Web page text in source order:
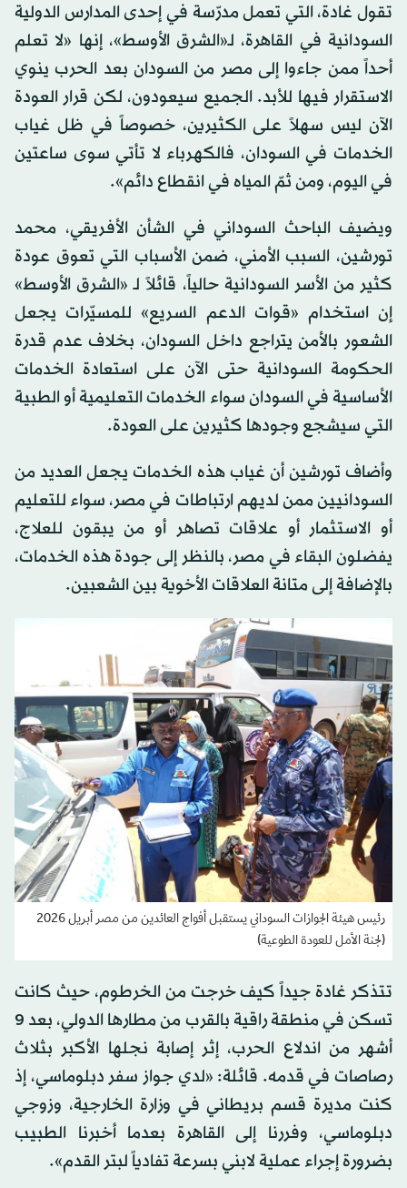
تقول غادة، التي تعمل مدرّسة في إحدى المدارس الدولية
السودانية في القاهرة، لـ«الشرق الأوسط»، إنها «لا تعلم
أحداً ممن جاءوا إلى مصر من السودان بعد الحرب ينوي
الاستقرار فيها للأبد. الجميع سيعودون، لكن قرار العودة
الآن ليس سهلاً على الكثيرين، خصوصاً في ظل غياب
الخدمات في السودان، فالكهرباء لا تأتي سوى ساعتين
في اليوم، ومن ثمّ المياه في انقطاع دائم».
ويضيف الباحث السوداني في الشأن الأفريقي، محمد
تورشين، السبب الأمني، ضمن الأسباب التي تعوق عودة
كثير من الأسر السودانية حالياً، قائلاً لـ «الشرق الأوسط»
إن استخدام «قوات الدعم السريع» للمسيّرات يجعل
الشعور بالأمن يتراجع داخل السودان، بخلاف عدم قدرة
الحكومة السودانية حتى الآن على استعادة الخدمات
الأساسية في السودان سواء الخدمات التعليمية أو الطبية
التي سيشجع وجودها كثيرين على العودة.
وأضاف تورشين أن غياب هذه الخدمات يجعل العديد من
السودانيين ممن لديهم ارتباطات في مصر، سواء للتعليم
أو الاستثمار أو علاقات تصاهر أو من يبقون للعلاج،
يفضلون البقاء في مصر، بالنظر إلى جودة هذه الخدمات،
بالإضافة إلى متانة العلاقات الأخوية بين الشعبين.
رئيس هيئة الجوازات السوداني يستقبل أفواج العائدين من مصر أبريل 2026
(لجنة الأمل للعودة الطوعية)
تتذكر غادة جيداً كيف خرجت من الخرطوم، حيث كانت
تسكن في منطقة راقية بالقرب من مطارها الدولي، بعد 9
أشهر من اندلاع الحرب، إثر إصابة نجلها الأكبر بثلاث
رصاصات في قدمه. قائلة: «لدي جواز سفر دبلوماسي، إذ
كنت مديرة قسم بريطاني في وزارة الخارجية، وزوجي
دبلوماسي، وفررنا إلى القاهرة بعدما أخبرنا الطبيب
بضرورة إجراء عملية لابني بسرعة تفادياً لبتر القدم».